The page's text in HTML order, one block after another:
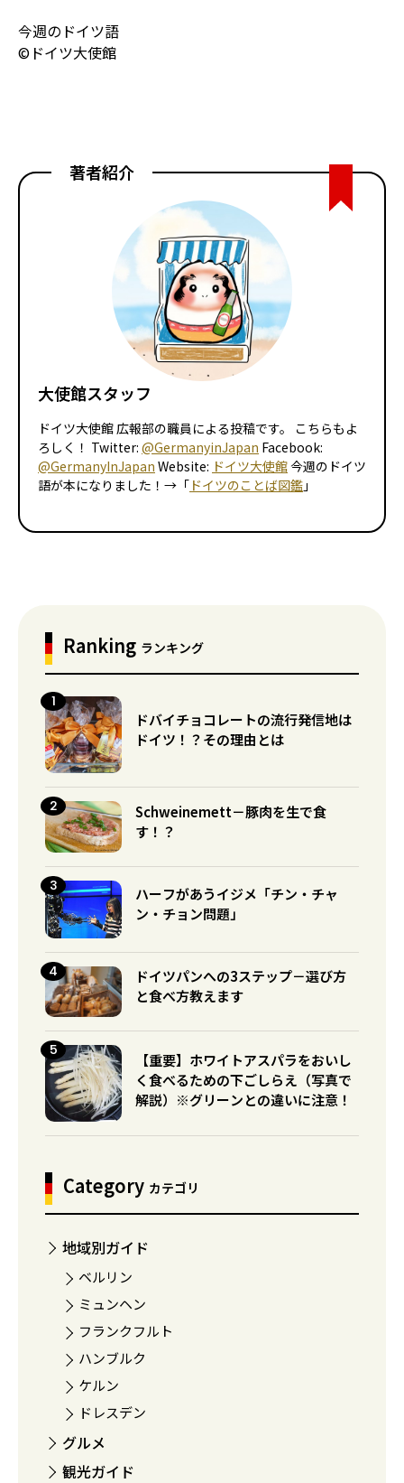
今週のドイツ語
©ドイツ大使館
著者紹介
大使館スタッフ
ドイツ大使館 広報部の職員による投稿です。 こちらもよ
ろしく！ Twitter: @GermanyinJapan Facebook:
@GermanyInJapan Website: ドイツ大使館今週のドイツ
語が本になりました！→「 ドイツのことば図鑑 」
Ranking ランキング
ドバイチョコレートの流行発信地は
ドイツ！？その理由とは
Schweinemett－豚肉を生で食
す！？
ハーフがあうイジメ「チン・チャ
ン・チョン問題」
ドイツパンへの3ステップ－選び方
と食べ方教えます
【重要】ホワイトアスパラをおいし
く食べるための下ごしらえ（写真で
解説）※グリーンとの違いに注意！
Category カテゴリ
地域別ガイド
ベルリン
ミュンヘン
フランクフルト
ハンブルク
ケルン
ドレスデン
グルメ
観光ガイド